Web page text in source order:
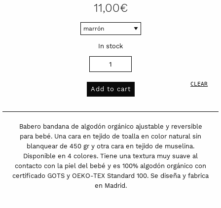
11,00€
CLEAR
In stock
orgánico
Varios
quantity
Add to cart
Babero bandana de algodón orgánico ajustable y reversible
para bebé. Una cara en tejido de toalla en color natural sin
blanquear de 450 gr y otra cara en tejido de muselina.
Disponible en 4 colores. Tiene una textura muy suave al
contacto con la piel del bebé y es 100% algodón orgánico con
certificado GOTS y OEKO-TEX Standard 100. Se diseña y fabrica
en Madrid.